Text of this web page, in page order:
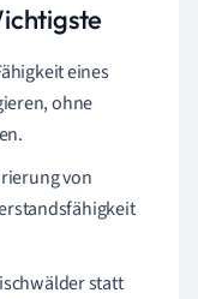
eines
ohne
von
statt